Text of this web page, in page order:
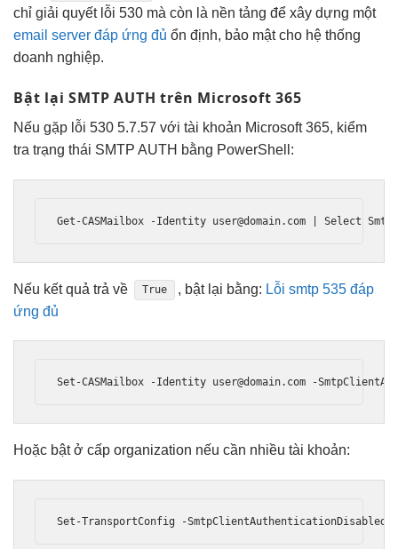
chỉ giải quyết lỗi 530 mà còn là nền tảng để xây dựng một
email server đáp ứng đủ ổn định, bảo mật cho hệ thống
doanh nghiệp.
Bật lại SMTP AUTH trên Microsoft 365
Nếu gặp lỗi 530 5.7.57 với tài khoản Microsoft 365, kiểm
tra trạng thái SMTP AUTH bằng PowerShell:
Get-CASMailbox -Identity user@domain.com
Nếu kết quả trả về True , bật lại bằng: Lỗi smtp 535 đáp
ứng đủ
Set-CASMailbox -Identity user@domain.com
Hoặc bật ở cấp organization nếu cần nhiều tài khoản: